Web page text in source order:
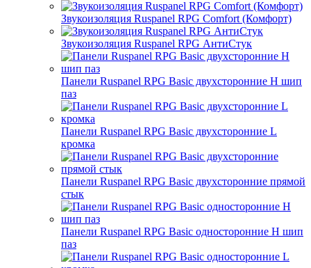
Звукоизоляция Ruspanel RPG Comfort (Комфорт)
Звукоизоляция Ruspanel RPG АнтиСтук
Панели Ruspanel RPG Basic двухсторонние H шип
паз
Панели Ruspanel RPG Basic двухсторонние L
кромка
Панели Ruspanel RPG Basic двухсторонние прямой
стык
Панели Ruspanel RPG Basic односторонние H шип
паз